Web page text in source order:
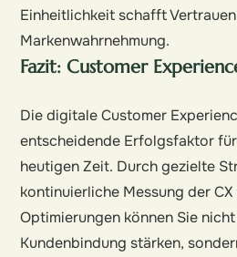
Einheitlichkeit schafft
Markenwahrnehmung.
Fazit: Customer
Die digitale Customer
entscheidende Erfolgsfaktor
heutigen Zeit. Durch gezielte
kontinuierliche Messung der
Optimierungen können Sie
Kundenbindung stärken,